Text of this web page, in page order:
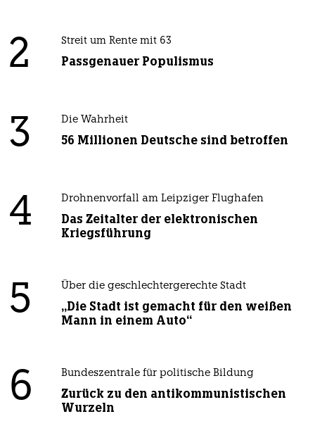
2 Streit um Rente mit 63
Passgenauer Populismus
3 Die Wahrheit
56 Millionen Deutsche sind betroffen
4 Drohnenvorfall am Leipziger Flughafen
Das Zeitalter der elektronischen
Kriegsführung
5 Über die geschlechtergerechte Stadt
„Die Stadt ist gemacht für den weißen
Mann in einem Auto“
6 Bundeszentrale für politische Bildung
Zurück zu den antikommunistischen
Wurzeln